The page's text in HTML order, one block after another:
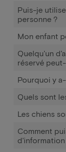
Puis-je
personne ?
Mon enfant
Quelqu'un
réservé
Pourquoi y
Quels sont
Les chiens
Comment
d'information